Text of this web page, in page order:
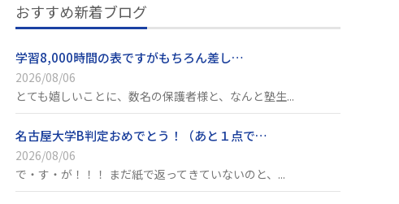
おすすめ新着ブログ
学習8,000時間の表ですがもちろん差し…
2026/08/06
とても嬉しいことに、数名の保護者様と、なんと塾生...
名古屋大学B判定おめでとう！（あと１点で…
2026/08/06
で・す・が！！！ まだ紙で返ってきていないのと、...